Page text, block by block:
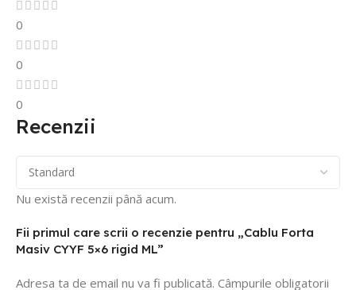
0
0
0
Recenzii
Nu există recenzii până acum.
Fii primul care scrii o recenzie pentru „Cablu Forta
Masiv CYYF 5×6 rigid ML”
Adresa ta de email nu va fi publicată. Câmpurile obligatorii